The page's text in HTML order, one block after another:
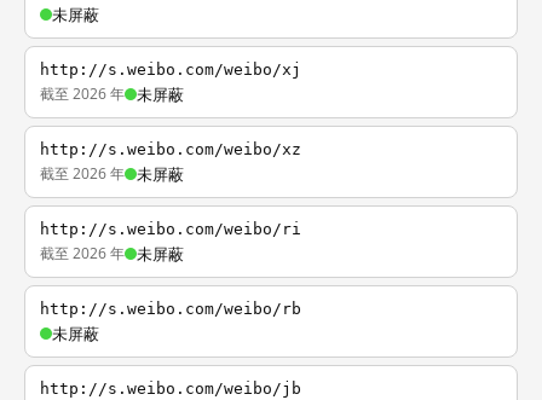
未屏蔽
http://s.weibo.com/weibo/xj
截至 2026 年 未屏蔽
http://s.weibo.com/weibo/xz
截至 2026 年 未屏蔽
http://s.weibo.com/weibo/ri
截至 2026 年 未屏蔽
http://s.weibo.com/weibo/rb
未屏蔽
http://s.weibo.com/weibo/jb